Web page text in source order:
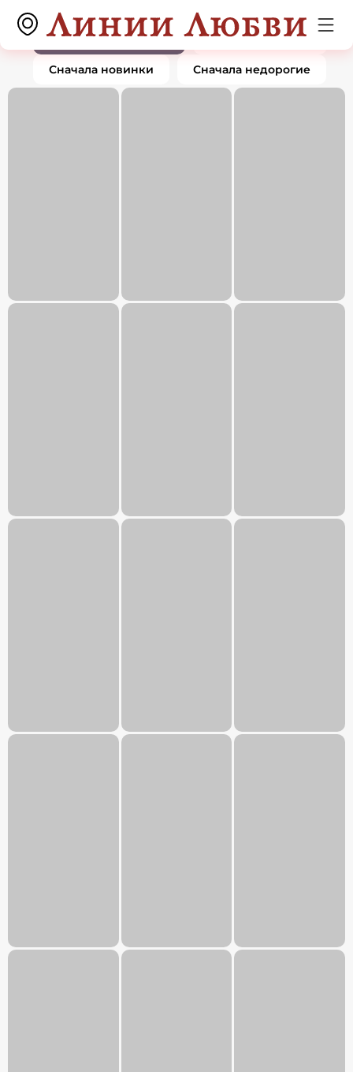
Колье
0 товаров
По популярности
Сначала дорогие
Сначала новинки Сначала недорогие